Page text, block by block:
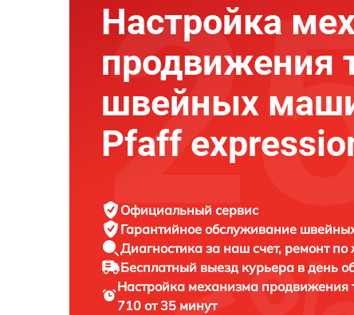
Настройка
продвижения
швейных
Pfaff
Официальный сервис
Гарантийное обслуживание
Диагностика за наш счет, ремонт
Бесплатный выезд курьера в день
Настройка механизма
710 от 35 минут